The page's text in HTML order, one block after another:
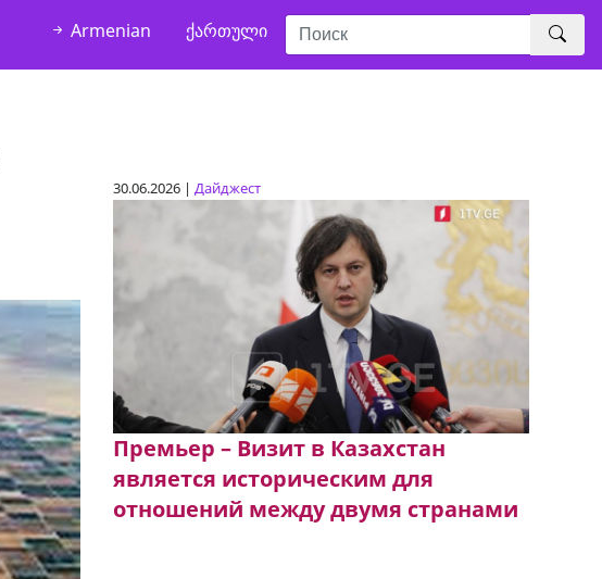
Armenian ქართული
30.06.2026 | Дайджест
Премьер – Визит в Казахстан
является историческим для
отношений между двумя странами